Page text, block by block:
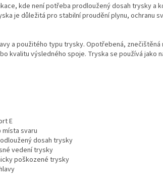
kde není potřeba prodloužený dosah trysky a
je důležitá pro stabilní proudění plynu, ochranu
a použitého typu trysky. Opotřebená,
kvalitu výsledného spoje. Tryska se používá jako
E
svaru
dosah trysky
vedení trysky
poškozené trysky